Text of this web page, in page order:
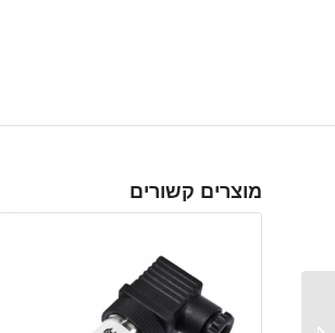
מוצרים קשורים
SOR – 815PT – משדר /
מתמר לחץ תעשייתי מוגן